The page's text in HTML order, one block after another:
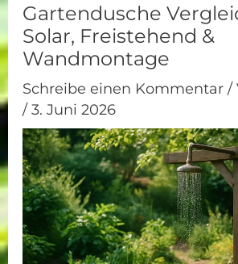
Gartendusche
Solar, Freistehend &
Wandmontage
Schreibe einen Kommentar /
/3. Juni 2026